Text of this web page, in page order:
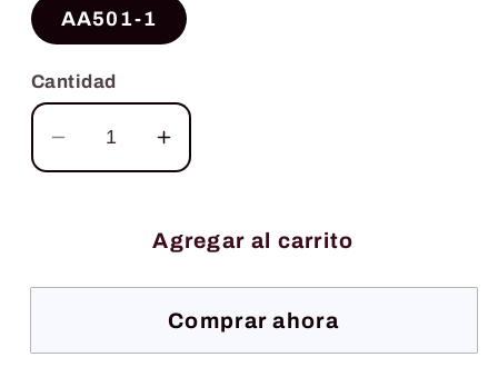
AA501-1
Cantidad
Reducir
cantidad
calefactora
USB
Aumentar
cantidad
Acuario,
calefactora
USB
Agregar al carrito
Comprar ahora